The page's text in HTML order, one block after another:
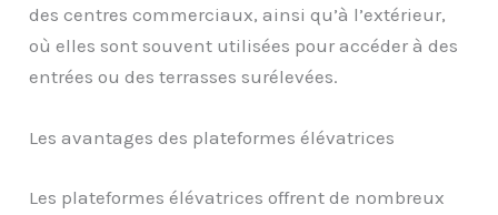
des centres commerciaux, ainsi qu’à l’extérieur,
où elles sont souvent utilisées pour accéder à des
entrées ou des terrasses surélevées.
Les avantages des plateformes élévatrices
Les plateformes élévatrices offrent de nombreux